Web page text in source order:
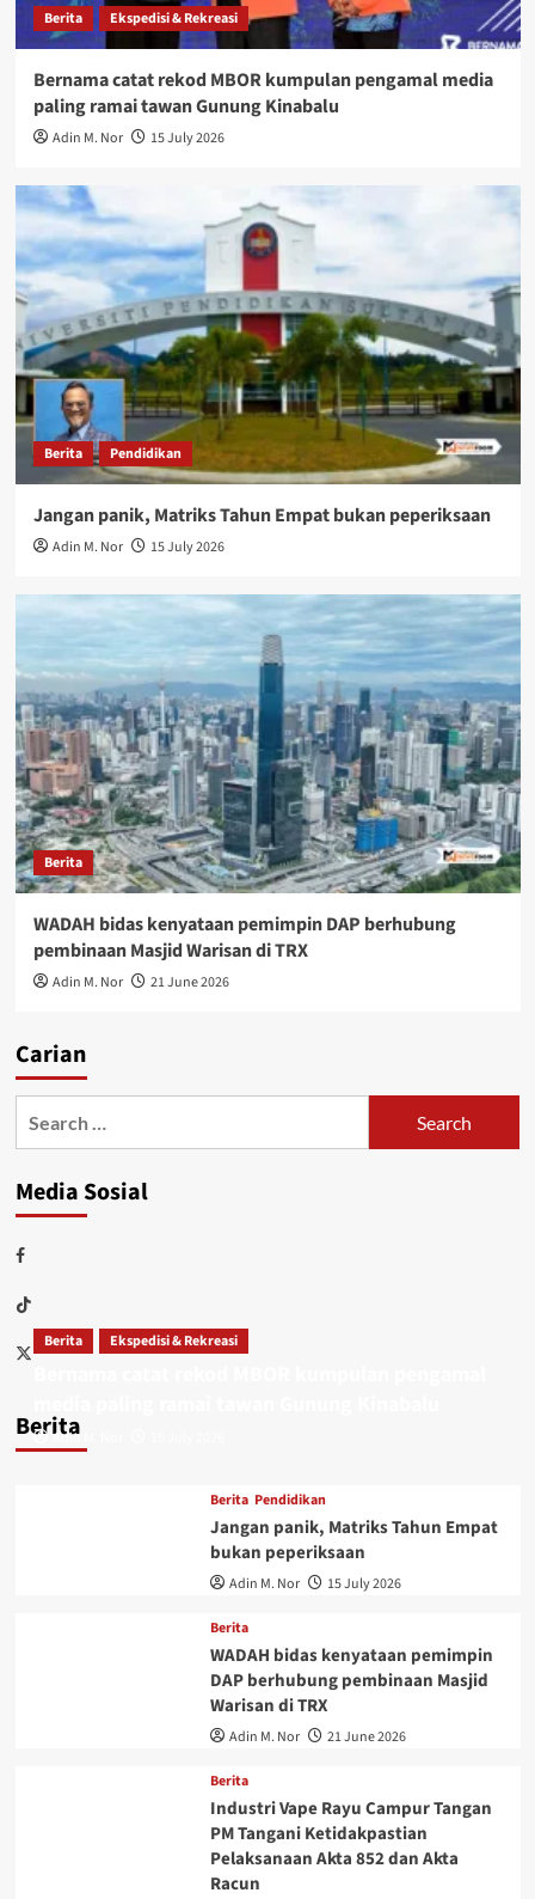
Berita Ekspedisi & Rekreasi
Bernama catat rekod MBOR kumpulan pengamal media
paling ramai tawan Gunung Kinabalu
Adin M. Nor 15 July 2026
Berita Pendidikan
Jangan panik, Matriks Tahun Empat bukan peperiksaan
Adin M. Nor 15 July 2026
Berita
WADAH bidas kenyataan pemimpin DAP berhubung
pembinaan Masjid Warisan di TRX
Adin M. Nor 21 June 2026
Carian
Media Sosial
Berita
Berita Ekspedisi & Rekreasi
Adin M. Nor
Berita Pendidikan
Jangan panik, Matriks Tahun Empat
bukan peperiksaan
Adin M. Nor 15 July 2026
Berita
WADAH bidas kenyataan pemimpin
DAP berhubung pembinaan Masjid
Warisan di TRX
Adin M. Nor 21 June 2026
Berita
Industri Vape Rayu Campur Tangan
PM Tangani Ketidakpastian
Pelaksanaan Akta 852 dan Akta
Racun